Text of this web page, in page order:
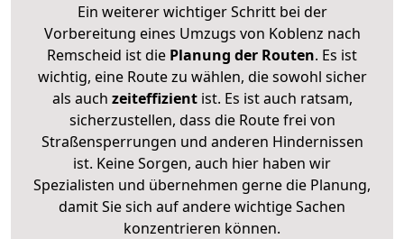
Ein weiterer wichtiger Schritt bei der
Vorbereitung eines Umzugs von Koblenz nach
Remscheid ist die Planung der Routen. Es ist
wichtig, eine Route zu wählen, die sowohl sicher
als auch zeiteffizientist. Es ist auch ratsam,
sicherzustellen, dass die Route frei von
Straßensperrungen und anderen Hindernissen
ist. Keine Sorgen, auch hier haben wir
Spezialisten und übernehmen gerne die Planung,
damit Sie sich auf andere wichtige Sachen
konzentrieren können.